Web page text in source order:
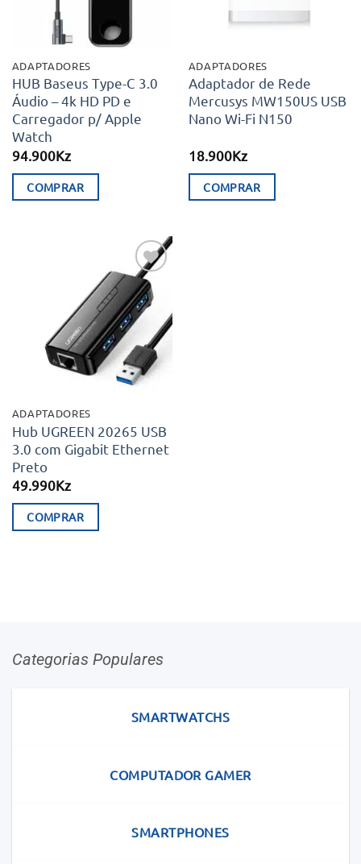
ADAPTADORES
HUB Baseus Type-C 3.0
Áudio – 4k HD PD e
Carregador p/ Apple
Watch
94.900Kz
COMPRAR
ADAPTADORES
Adaptador de Rede
Mercusys MW150US USB
Nano Wi-Fi N150
18.900Kz
COMPRAR
Adicionar
aos meus
desejos
ADAPTADORES
Hub UGREEN 20265 USB
3.0 com Gigabit Ethernet
Preto
49.990Kz
COMPRAR
Categorias Populares
SMARTWATCHS
COMPUTADOR GAMER
SMARTPHONES